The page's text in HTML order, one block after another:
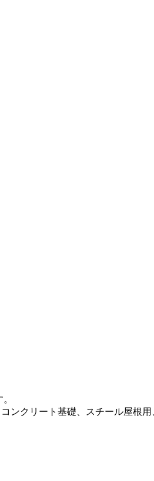
ンクリート基礎、スチール屋根